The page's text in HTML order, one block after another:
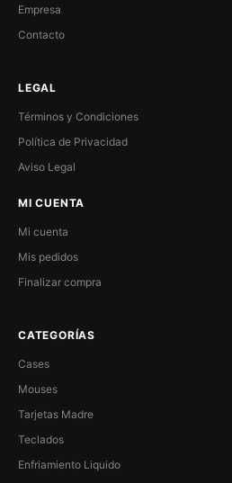
Empresa
Contacto
LEGAL
Términos y Condiciones
Política de Privacidad
Aviso Legal
MI CUENTA
Mi cuenta
Mis pedidos
Finalizar compra
CATEGORÍAS
Cases
Mouses
Tarjetas Madre
Teclados
Enfriamiento Liquido